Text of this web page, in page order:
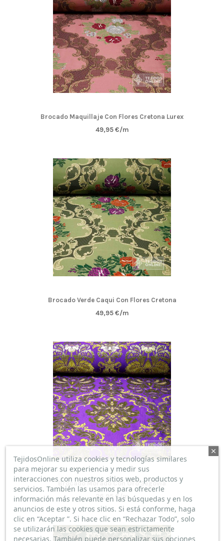
Brocado Maquillaje Con Flores Cretona Lurex
49,95 €/m
Brocado Verde Caqui Con Flores Cretona
49,95 €/m
Brocado Morado Con Oro Segovia
26,95 €/m
TejidosOnline utiliza cookies y tecnologías similares
para mejorar su experiencia y medir sus
interacciones con nuestros sitios web, productos y
servicios. También las usamos para ofrecerle
información más relevante en las búsquedas y en los
anuncios de este y otros sitios. Si está conforme, haga
clic en “Aceptar ”. Si hace clic en “Rechazar Todo”, solo
se utilizarán las cookies que sean estrictamente
necesarias. También puede personalizar sus opciones